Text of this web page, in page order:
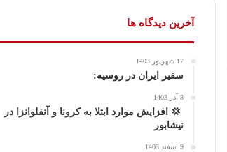
س
ت
ا
ک
ا
آخرین دیدگاه ها
17 شهریور 1403
سفیر ایران در روسیه:
8 آذر 1403
‍ 💢 افزایش موارد ابتلا به کرونا و آنفلوانزا در
نیشابور
9 اسفند 1403